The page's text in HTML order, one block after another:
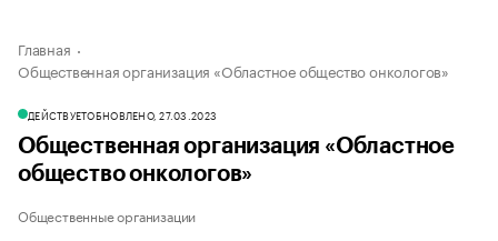
Главная
Общественная организация «Областное общество онкологов»
ДЕЙСТВУЕТОБНОВЛЕНО, 27.03.2023
Общественная организация «Областное
общество онкологов»
Общественные организации